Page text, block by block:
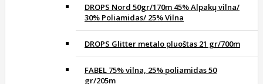
DROPS Nord 50gr/170m 45% Alpakų vilna/
30% Poliamidas/ 25% Vilna
DROPS Glitter metalo pluoštas 21 gr/700m
FABEL 75% vilna, 25% poliamidas 50
gr/205m